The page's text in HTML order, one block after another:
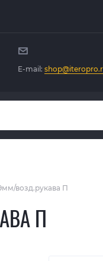
E-mail:
возд.рукава П
П